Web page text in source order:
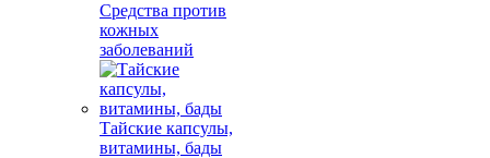
Средства против
кожных
заболеваний
Тайские капсулы,
витамины, бады